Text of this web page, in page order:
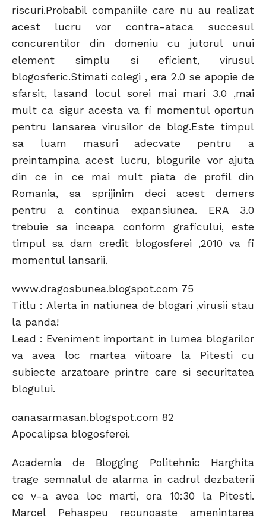
riscuri.Probabil companiile care nu au realizat
acest lucru vor contra-ataca succesul
concurentilor din domeniu cu jutorul unui
element simplu si eficient, virusul
blogosferic.Stimati colegi , era 2.0 se apopie de
sfarsit, lasand locul sorei mai mari 3.0 ,mai
mult ca sigur acesta va fi momentul oportun
pentru lansarea virusilor de blog.Este timpul
sa luam masuri adecvate pentru a
preintampina acest lucru, blogurile vor ajuta
din ce in ce mai mult piata de profil din
Romania, sa sprijinim deci acest demers
pentru a continua expansiunea. ERA 3.0
trebuie sa inceapa conform graficului, este
timpul sa dam credit blogosferei ,2010 va fi
momentul lansarii.
www.dragosbunea.blogspot.com 75
Titlu : Alerta in natiunea de blogari ,virusii stau
la panda!
Lead : Eveniment important in lumea blogarilor
va avea loc martea viitoare la Pitesti cu
subiecte arzatoare printre care si securitatea
blogului.
oanasarmasan.blogspot.com 82
Apocalipsa blogosferei.
Academia de Blogging Politehnic Harghita
trage semnalul de alarma in cadrul dezbaterii
ce v-a avea loc marti, ora 10:30 la Pitesti.
Marcel Pehaspeu recunoaste amenintarea